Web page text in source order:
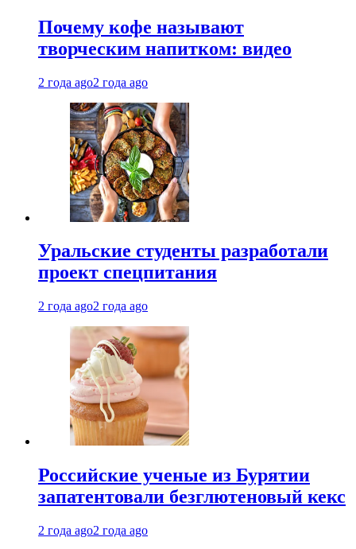
Почему кофе называют
творческим напитком: видео
2 года ago2 года ago
Уральские студенты разработали
проект спецпитания
2 года ago2 года ago
Российские ученые из Бурятии
запатентовали безглютеновый кекс
2 года ago2 года ago